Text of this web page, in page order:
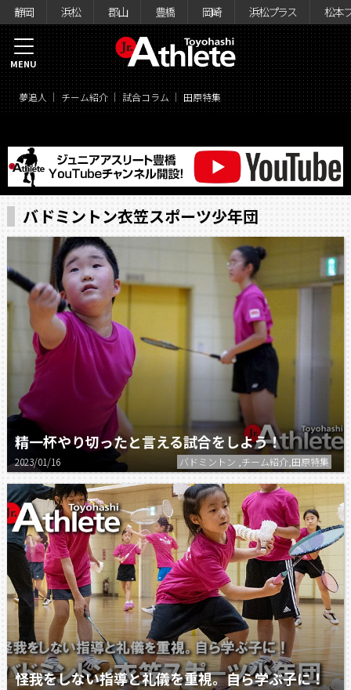
静岡 浜松 郡山 豊橋 岡崎 浜松プラス 松本
夢追人 チーム紹介 試合コラム 田原特集
MENU
バドミントン衣笠スポーツ少年団
精一杯やり切ったと言える試合をしよう！
2023/01/16 バドミントン ,チーム紹介,田原特集
怪我をしない指導と礼儀を重視。自ら学ぶ子に！